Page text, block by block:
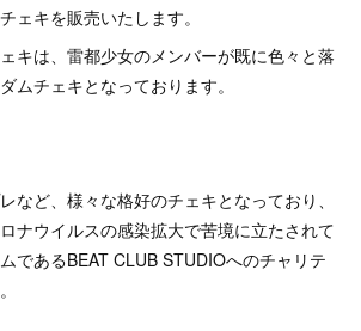
ェキを販売いたします。
キは、雷都少女のメンバーが既に色々と落
ムチェキとなっております。
など、様々な格好のチェキとなっており、
ナウイルスの感染拡大で苦境に立たされて
であるBEAT CLUB STUDIOへのチャリテ